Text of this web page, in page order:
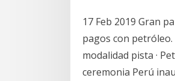
17 Feb 2019 Gran
pagos con petróleo.
modalidad pista ·
ceremonia Perú